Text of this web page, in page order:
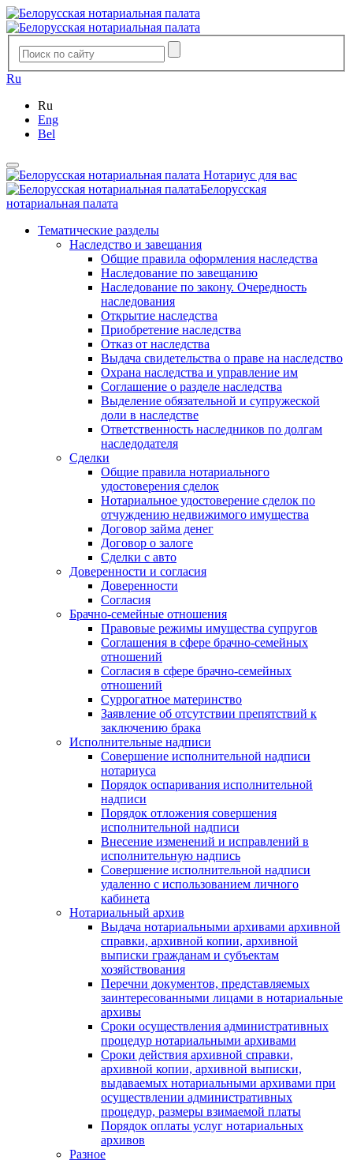
Ru
Ru
Eng
Bel
Нотариус для вас
Белорусская
нотариальная палата
Тематические разделы
Наследство и завещания
Общие правила оформления наследства
Наследование по завещанию
Наследование по закону. Очередность
наследования
Открытие наследства
Приобретение наследства
Отказ от наследства
Выдача свидетельства о праве на наследство
Охрана наследства и управление им
Соглашение о разделе наследства
Выделение обязательной и супружеской
доли в наследстве
Ответственность наследников по долгам
наследодателя
Сделки
Общие правила нотариального
удостоверения сделок
Нотариальное удостоверение сделок по
отчуждению недвижимого имущества
Договор займа денег
Договор о залоге
Сделки с авто
Доверенности и согласия
Доверенности
Согласия
Брачно-семейные отношения
Правовые режимы имущества супругов
Соглашения в сфере брачно-семейных
отношений
Согласия в сфере брачно-семейных
отношений
Суррогатное материнство
Заявление об отсутствии препятствий к
заключению брака
Исполнительные надписи
Совершение исполнительной надписи
нотариуса
Порядок оспаривания исполнительной
надписи
Порядок отложения совершения
исполнительной надписи
Внесение изменений и исправлений в
исполнительную надпись
Совершение исполнительной надписи
удаленно с использованием личного
кабинета
Нотариальный архив
Выдача нотариальными архивами архивной
справки, архивной копии, архивной
выписки гражданам и субъектам
хозяйствования
Перечни документов, представляемых
заинтересованными лицами в нотариальные
архивы
Сроки осуществления административных
процедур нотариальными архивами
Сроки действия архивной справки,
архивной копии, архивной выписки,
выдаваемых нотариальными архивами при
осуществлении административных
процедур, размеры взимаемой платы
Порядок оплаты услуг нотариальных
архивов
Разное